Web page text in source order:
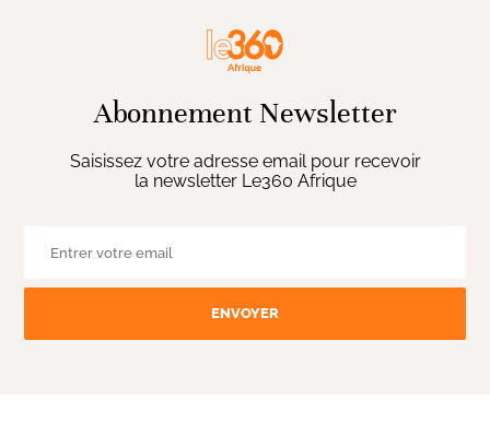
Abonnement Newsletter
Saisissez votre adresse email pour recevoir
la newsletter Le360 Afrique
ENVOYER